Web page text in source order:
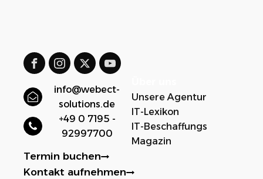
info@webect-
solutions.de
+49 0 7195 -
92997700
Unsere Agentur
IT-Lexikon
IT-Beschaffungs
Magazin
Termin buchen
Kontakt aufnehmen